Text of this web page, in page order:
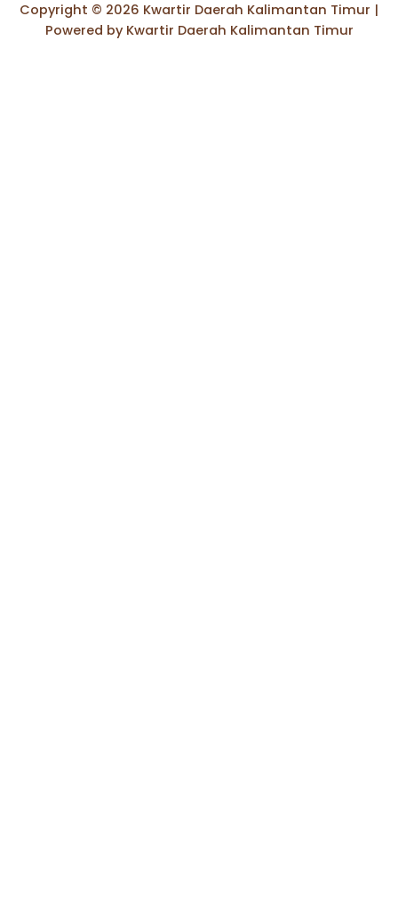
Copyright © 2026 Kwartir Daerah Kalimantan Timur |
Powered by Kwartir Daerah Kalimantan Timur